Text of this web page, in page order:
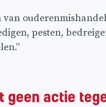
pesten,
geen actie